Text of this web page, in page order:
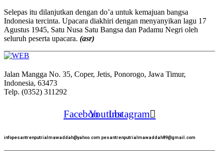
Selepas itu dilanjutkan dengan do’a untuk kemajuan bangsa
Indonesia tercinta. Upacara diakhiri dengan menyanyikan lagu 17
Agustus 1945, Satu Nusa Satu Bangsa dan Padamu Negri oleh
seluruh peserta upacara. (asr)
Jalan Mangga No. 35, Coper, Jetis, Ponorogo, Jawa Timur,
Indonesia, 63473
Telp. (0352) 311292
FacebookYoutubeInstagram
infopesantrenputrialmawaddah@yahoo.com pesantrenputrialmawaddah89@gmail.com